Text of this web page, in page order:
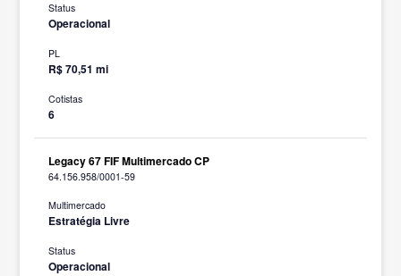
Status
Operacional
PL
R$ 70,51 mi
Cotistas
6
Legacy 67 FIF Multimercado CP
64.156.958/0001-59
Multimercado
Estratégia Livre
Status
Operacional